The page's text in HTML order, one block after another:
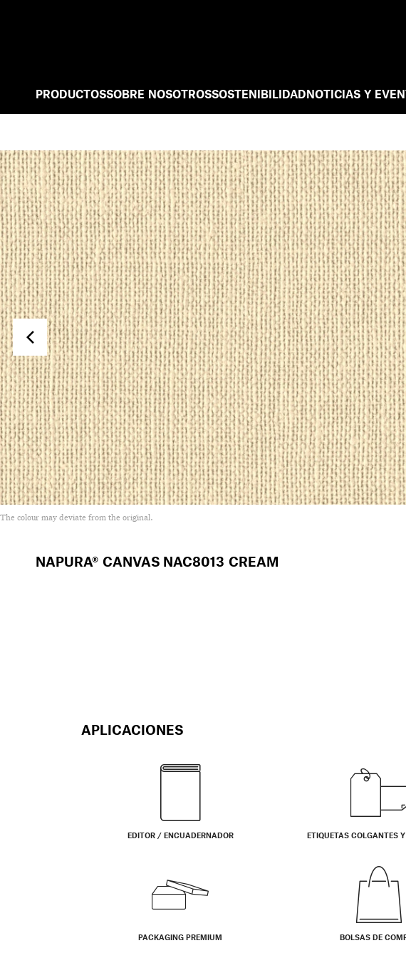
PRODUCTOSSOBRE NOSOTROSSOSTENIBILIDADNOTICIAS Y
The colour may deviate from the original.
NAPURA® CANVAS NAC8013 CREAM
APLICACIONES
EDITOR / ENCUADERNADOR ETIQUETAS COLGANTES
PACKAGING PREMIUM BOLSAS DE